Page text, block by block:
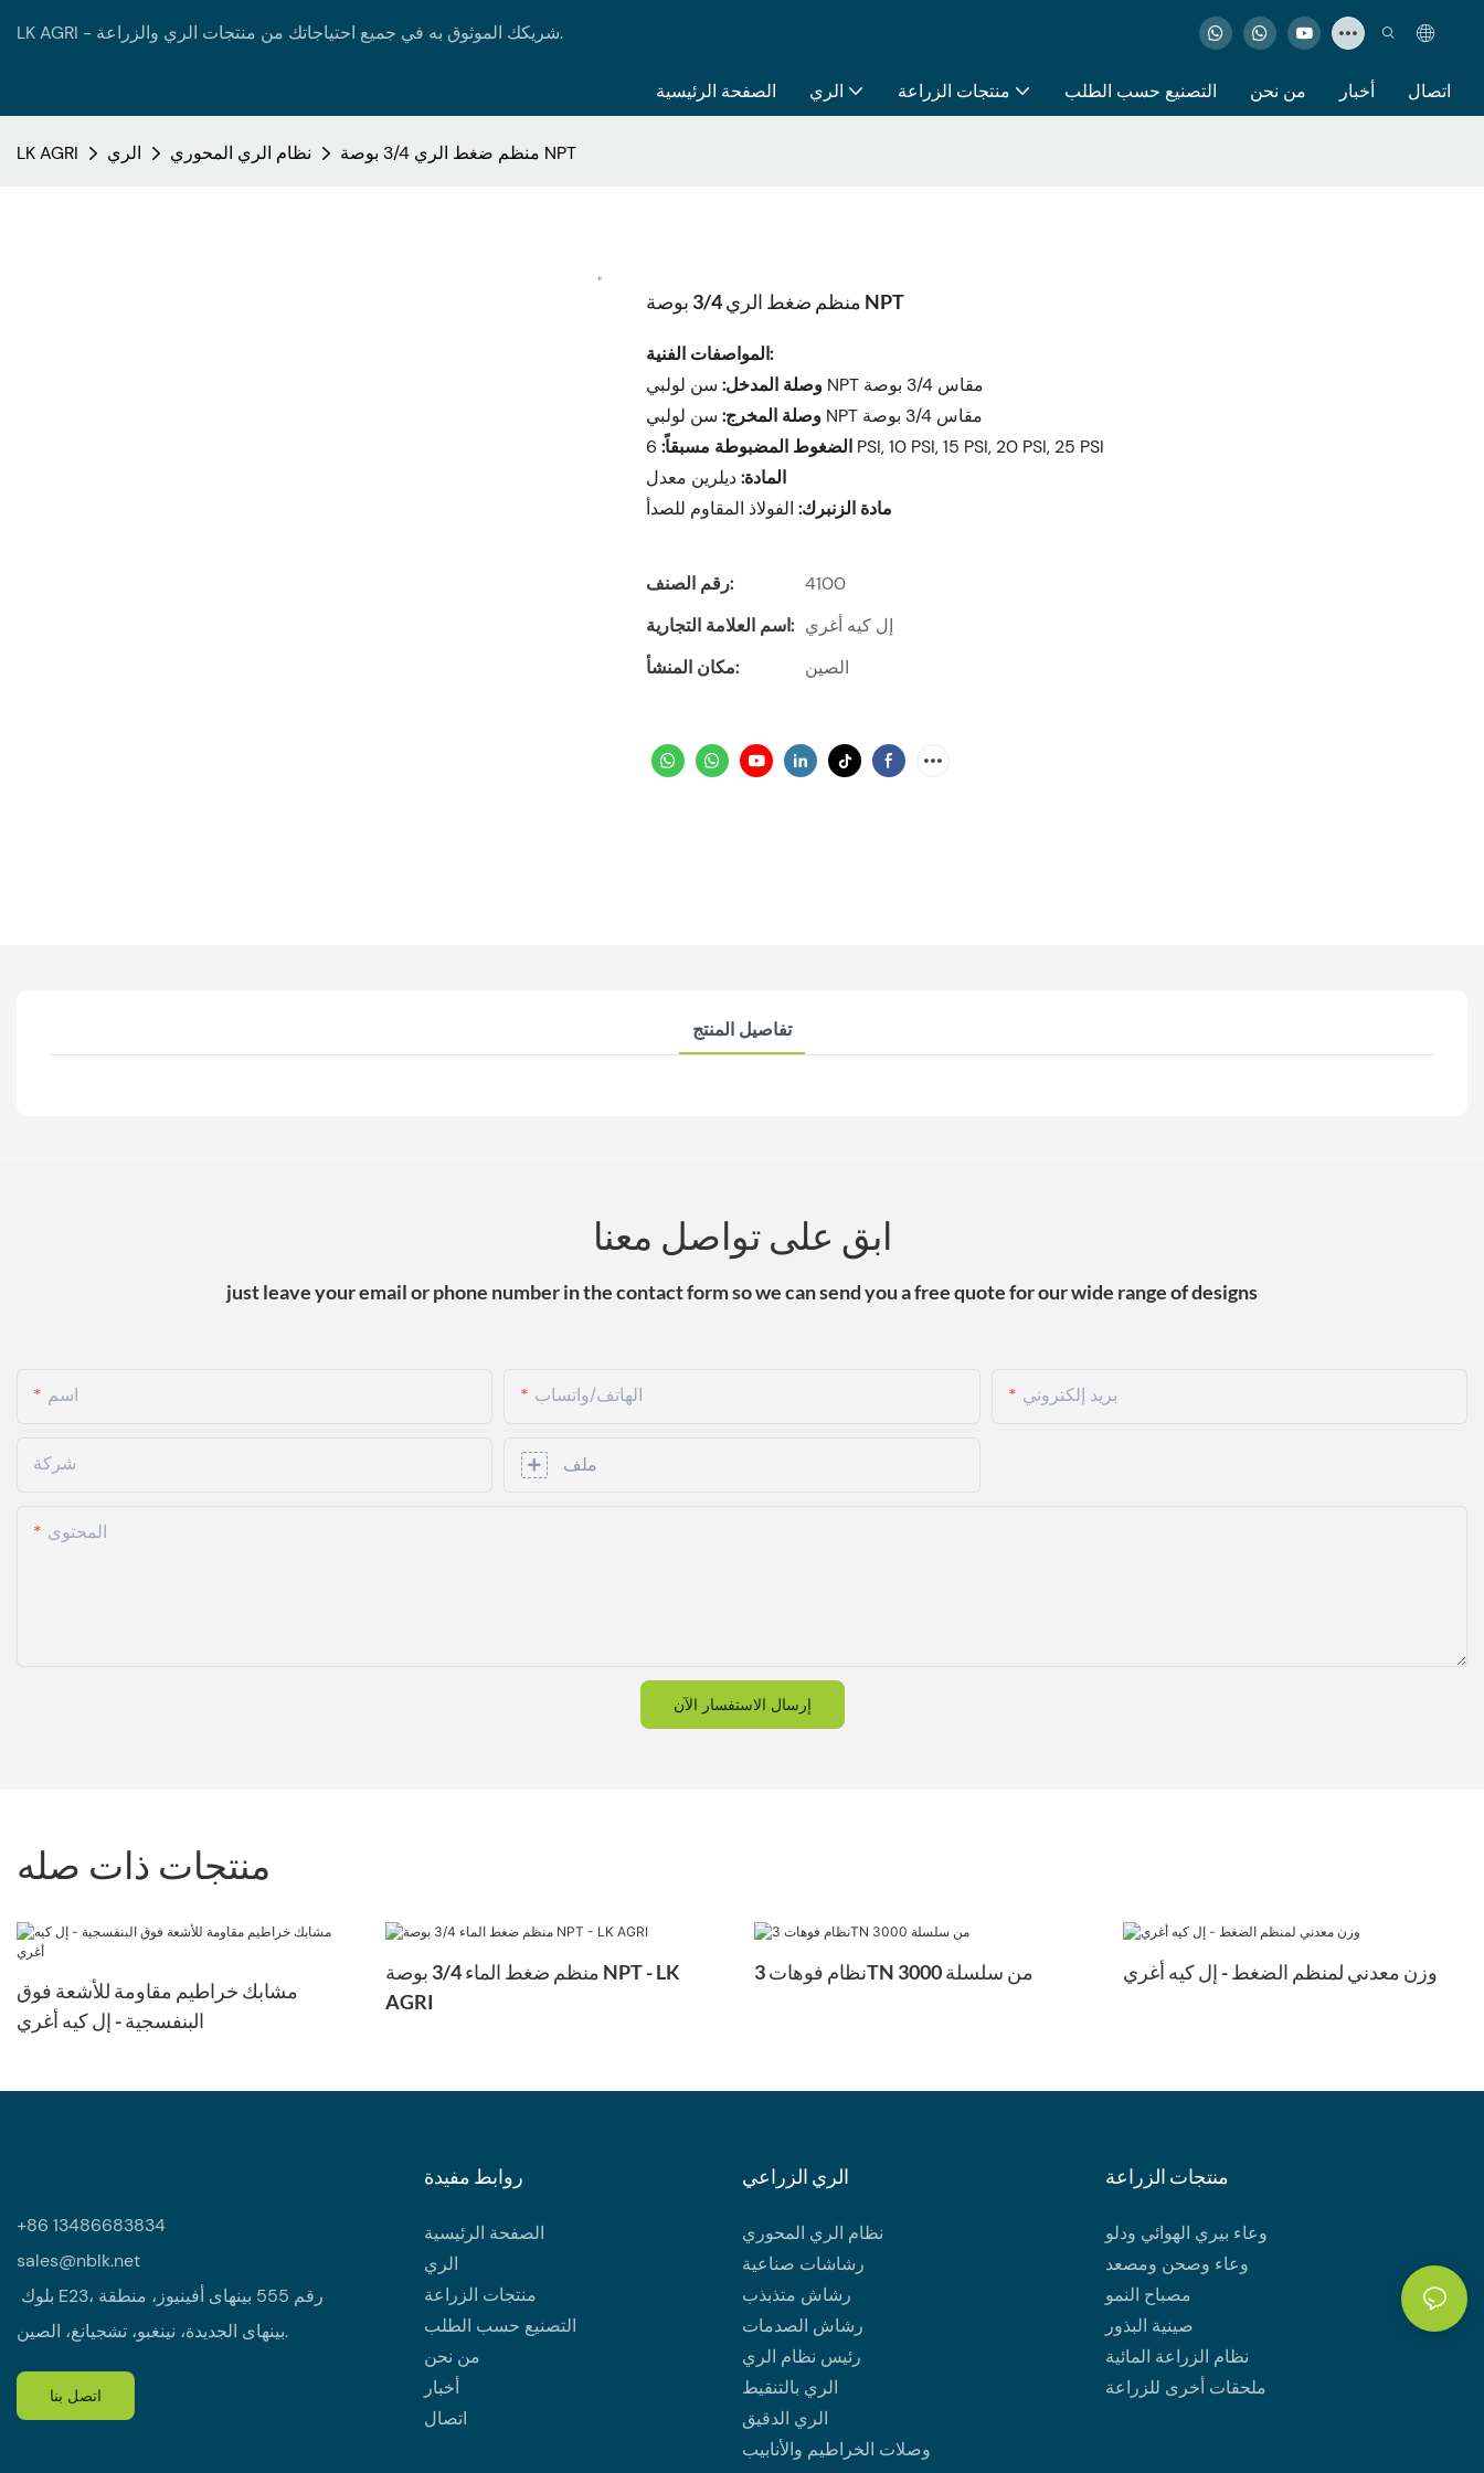
LK AGRI - شريكك الموثوق به في جميع احتياجاتك من منتجات الري والزراعة.
الصفحة الرئيسية الري منتجات الزراعة التصنيع حسب الطلب من نحن أخبار اتصال
LK AGRI الري نظام الري المحوري منظم ضغط الري 3/4 بوصة NPT
منظم ضغط الري 3/4 بوصة NPT
المواصفات الفنية:
وصلة المدخل:
سن لولبي NPT مقاس 3/4 بوصة
وصلة المخرج:
سن لولبي NPT مقاس 3/4 بوصة
الضغوط المضبوطة مسبقاً: 6 PSI, 10 PSI, 15 PSI, 20 PSI, 25 PSI
المادة:ديلرين معدل
مادة الزنبرك: الفولاذ المقاوم للصدأ
رقم الصنف:
4100
اسم العلامة التجارية: إل كيه أغري
مكان المنشأ:
الصين
تفاصيل المنتج
ابق على تواصل معنا
just leave your email or phone number in the contact form so we can send you a free quote for our wide range of designs
اسم الهاتف/واتساب بريد إلكتروني
شركة ملف
المحتوى
إرسال الاستفسار الآن
منتجات ذات صله
مشابك خراطيم مقاومة للأشعة فوق
البنفسجية - إل كيه أغري
منظم ضغط الماء 3/4 بوصة NPT - LK
AGRI
نظام فوهات 3TN من سلسلة 3000 وزن معدني لمنظم الضغط - إل كيه أغري
+86 13486683834
sales@nblk.net
بينهاى الجديدة، نينغبو، تشجيانغ، الصين.
اتصل بنا
روابط مفيدة
الصفحة الرئيسية
الري
منتجات الزراعة
التصنيع حسب الطلب
من نحن
أخبار
اتصال
الري الزراعي
نظام الري المحوري
رشاشات صناعية
رشاش متذبذب
رشاش الصدمات
رئيس نظام الري
الري بالتنقيط
الري الدقيق
وصلات الخراطيم والأنابيب
منتجات الزراعة
وعاء بيري الهوائي ودلو
وعاء وصحن ومصعد
مصباح النمو
صينية البذور
نظام الزراعة المائية
ملحقات أخرى للزراعة